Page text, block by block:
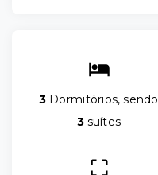
3 Dormitórios, sendo
3suítes